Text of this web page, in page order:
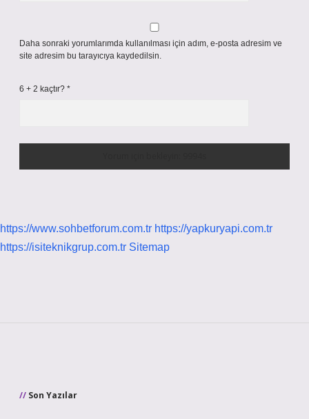
Daha sonraki yorumlarımda kullanılması için adım, e-posta adresim ve
site adresim bu tarayıcıya kaydedilsin.
6 + 2 kaçtır? *
https://www.sohbetforum.com.tr https://yapkuryapi.com.tr
https://isiteknikgrup.com.tr Sitemap
Son Yazılar